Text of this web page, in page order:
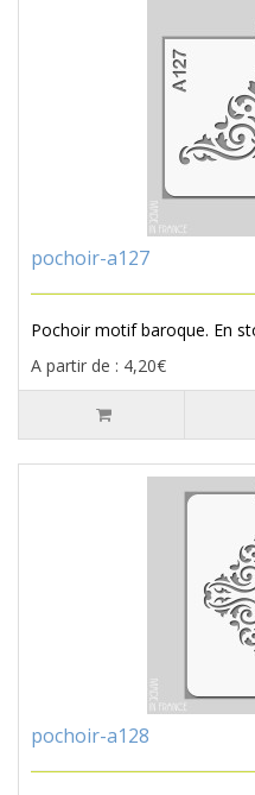
pochoir-a127
Pochoir motif baroque. En
A partir de : 4,20€
pochoir-a128